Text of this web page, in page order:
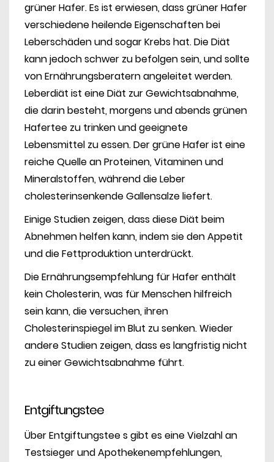
grüner Hafer. Es ist erwiesen, dass grüner Hafer
verschiedene heilende Eigenschaften bei
Leberschäden und sogar Krebs hat. Die Diät
kann jedoch schwer zu befolgen sein, und sollte
von Ernährungsberatern angeleitet werden.
Leberdiät ist eine Diät zur Gewichtsabnahme,
die darin besteht, morgens und abends grünen
Hafertee zu trinken und geeignete
Lebensmittel zu essen. Der grüne Hafer ist eine
reiche Quelle an Proteinen, Vitaminen und
Mineralstoffen, während die Leber
cholesterinsenkende Gallensalze liefert.
Einige Studien zeigen, dass diese Diät beim
Abnehmen helfen kann, indem sie den Appetit
und die Fettproduktion unterdrückt.
Die Ernährungsempfehlung für Hafer enthält
kein Cholesterin, was für Menschen hilfreich
sein kann, die versuchen, ihren
Cholesterinspiegel im Blut zu senken. Wieder
andere Studien zeigen, dass es langfristig nicht
zu einer Gewichtsabnahme führt.
Entgiftungstee
Über Entgiftungstee s gibt es eine Vielzahl an
Testsieger und Apothekenempfehlungen,